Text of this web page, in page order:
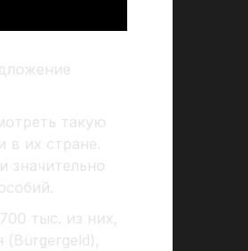
такую
в их стране.
значительно
тыс. из них,